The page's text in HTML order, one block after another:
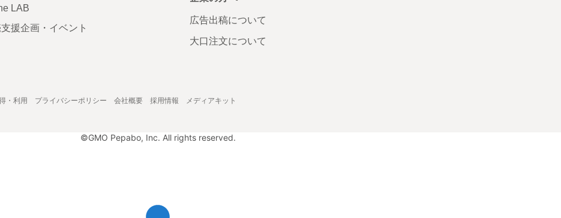
LAB
援企画・イベント
広告出稿について
大口注文について
・利用 プライバシーポリシー 会社概要 採用情報 メディアキット
©GMO Pepabo, Inc. All rights reserved.